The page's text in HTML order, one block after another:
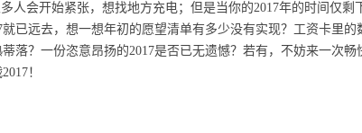
人会开始紧张，想找地方充电；但是当你的2017年的时间仅剩
就已远去，想一想年初的愿望清单有多少没有实现？工资卡里
落？一份恣意昂扬的2017是否已无遗憾？若有，不妨来一次
2017！